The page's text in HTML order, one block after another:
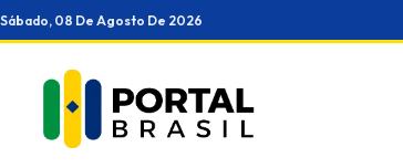
Ir
para
conteúdo
Sábado, 08 De Agosto De 2026